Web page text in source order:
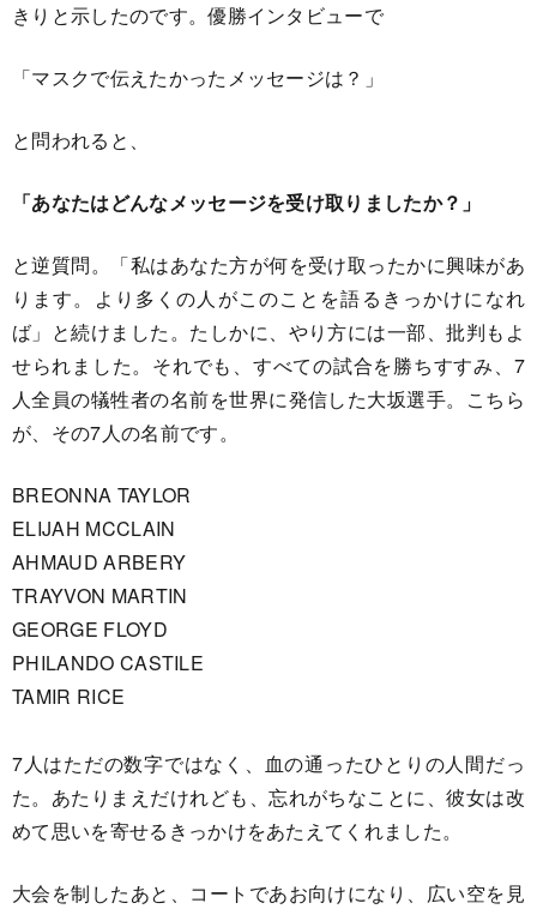
きりと示したのです。優勝インタビューで
「マスクで伝えたかったメッセージは？」
と問われると、
「あなたはどんなメッセージを受け取りましたか？」
と逆質問。「私はあなた方が何を受け取ったかに興味があ
ります。より多くの人がこのことを語るきっかけになれ
ば」と続けました。たしかに、やり方には一部、批判もよ
せられました。それでも、すべての試合を勝ちすすみ、7
人全員の犠牲者の名前を世界に発信した大坂選手。こちら
が、その7人の名前です。
BREONNA TAYLOR
ELIJAH MCCLAIN
AHMAUD ARBERY
TRAYVON MARTIN
GEORGE FLOYD
PHILANDO CASTILE
TAMIR RICE
7人はただの数字ではなく、血の通ったひとりの人間だっ
た。あたりまえだけれども、忘れがちなことに、彼女は改
めて思いを寄せるきっかけをあたえてくれました。
大会を制したあと、コートであお向けになり、広い空を見